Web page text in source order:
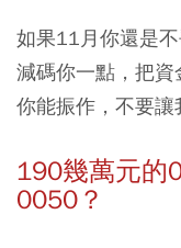
如果11月你還是
減碼你一點，把
你能振作，不要讓
190幾萬元的
0050？